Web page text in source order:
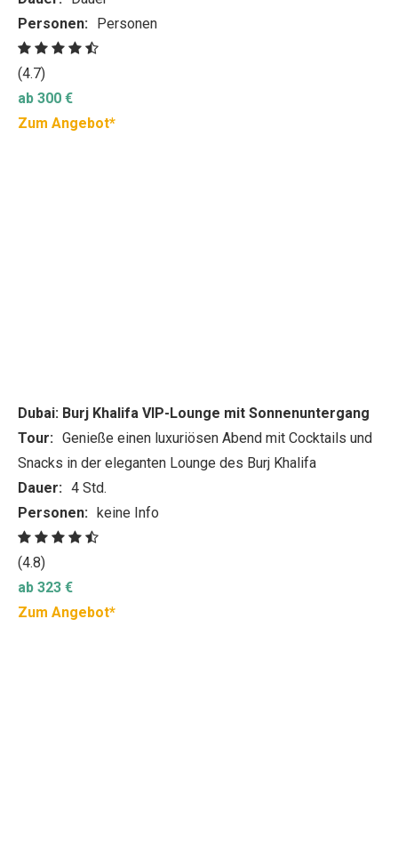
Personen:
Personen
(4.7)
ab 300 €
Zum Angebot*
Dubai: Burj Khalifa VIP-Lounge mit Sonnenuntergang
Tour: Genieße einen luxuriösen Abend mit Cocktails und
Snacks in der eleganten Lounge des Burj Khalifa
Dauer: 4 Std.
Personen: keine Info
(4.8)
ab 323 €
Zum Angebot*